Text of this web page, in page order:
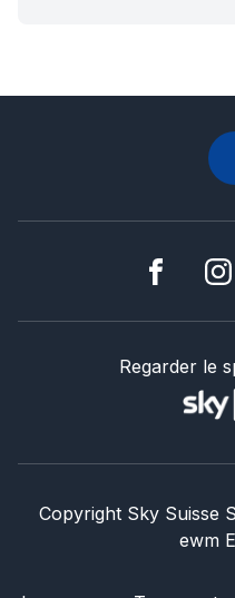
Regarder le
Copyright Sky Suisse
ewm